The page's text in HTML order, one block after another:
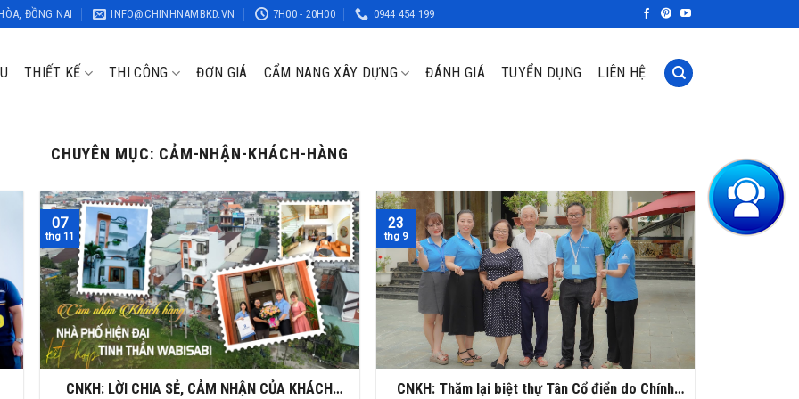
ĐỒNG NAI INFO@CHINHNAMBKD.VN 7H00 - 20H00 0944 454 199
THIẾT KẾ THI CÔNG ĐƠN GIÁ CẨM NANG XÂY DỰNG ĐÁNH GIÁ TUYỂN DỤNG LIÊN HỆ
CHUYÊN MỤC: CẢM-NHẬN-KHÁCH-HÀNG
CNKH: LỜI CHIA SẺ, CẢM NHẬN CỦA KHÁCH
07
thg 11
CNKH: Thăm lại biệt thự Tân Cổ điển do Chính
23
thg 9